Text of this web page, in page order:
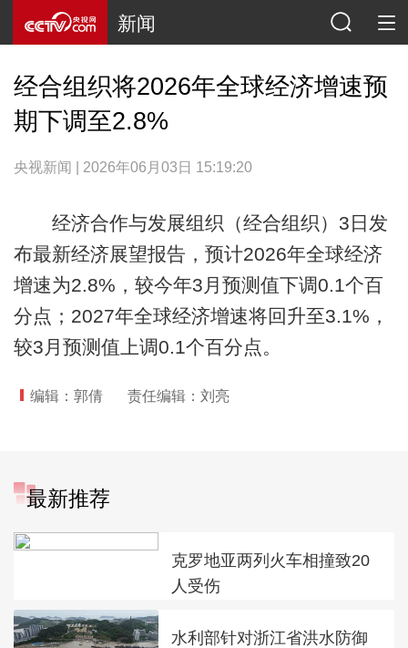
新闻
经合组织将2026年全球经济增速预
期下调至2.8%
央视新闻 | 2026年06月03日 15:19:20
经济合作与发展组织（经合组织）3日发
布最新经济展望报告，预计2026年全球经济
增速为2.8%，较今年3月预测值下调0.1个百
分点；2027年全球经济增速将回升至3.1%，
较3月预测值上调0.1个百分点。
编辑：郭倩 责任编辑：刘亮
最新推荐
克罗地亚两列火车相撞致20
人受伤
水利部针对浙江省洪水防御